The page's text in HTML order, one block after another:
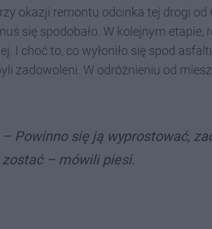
okazji remontu odcinka tej drogi
się spodobało. W kolejnym
I choć to, co wyłoniło się spod
zadowoleni. W odróżnieniu od
– Powinno się ją wyprostować,
zostać – mówili piesi.